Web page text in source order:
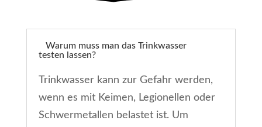
Warum muss man das Trinkwasser
testen lassen?
Trinkwasser kann zur Gefahr werden,
wenn es mit Keimen, Legionellen oder
Schwermetallen belastet ist. Um